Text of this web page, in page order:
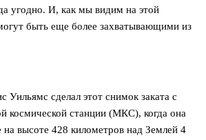
угодно. И, как мы видим на этой
быть еще более захватывающими из
Уильямс сделал этот снимок заката с
космической станции (МКС), когда она
на высоте 428 километров над Землей 4